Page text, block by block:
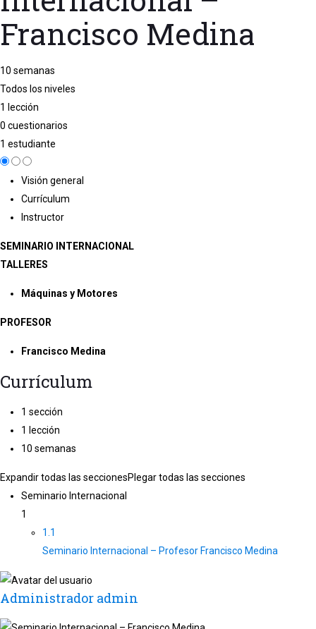
Francisco Medina
10 semanas
Todos los niveles
1 lección
0 cuestionarios
1 estudiante
Visión general
Currículum
Instructor
SEMINARIO INTERNACIONAL
TALLERES
Máquinas y Motores
PROFESOR
Francisco Medina
Currículum
1 sección
1 lección
10 semanas
Expandir todas las seccionesPlegar todas las secciones
Seminario Internacional
1
1.1
Seminario Internacional – Profesor Francisco Medina
Administrador admin